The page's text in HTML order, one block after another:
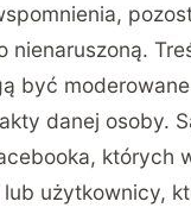
nienaruszoną.
być
danej osoby.
których
użytkownicy,